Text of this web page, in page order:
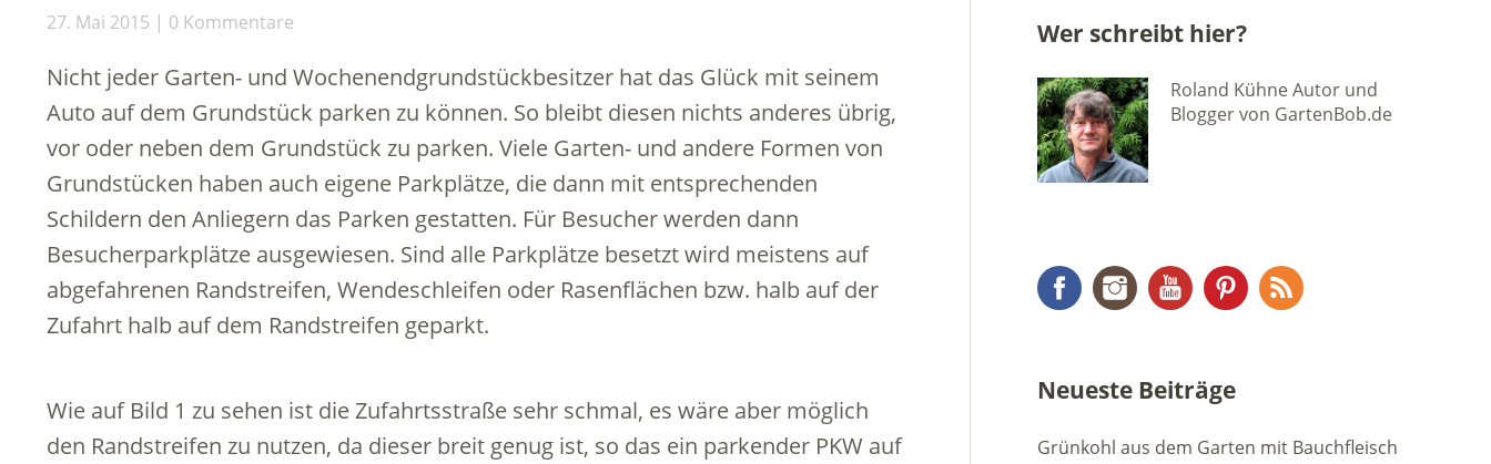
27. Mai 2015 0 Kommentare
Nicht jeder Garten- und Wochenendgrundstückbesitzer hat das Glück mit seinem
Auto auf dem Grundstück parken zu können. So bleibt diesen nichts anderes übrig,
vor oder neben dem Grundstück zu parken. Viele Garten- und andere Formen von
Grundstücken haben auch eigene Parkplätze, die dann mit entsprechenden
Schildern den Anliegern das Parken gestatten. Für Besucher werden dann
Besucherparkplätze ausgewiesen. Sind alle Parkplätze besetzt wird meistens auf
abgefahrenen Randstreifen, Wendeschleifen oder Rasenflächen bzw. halb auf der
Zufahrt halb auf dem Randstreifen geparkt.
Wie auf Bild 1 zu sehen ist die Zufahrtsstraße sehr schmal, es wäre aber möglich
den Randstreifen zu nutzen, da dieser breit genug ist, so das ein parkender PKW auf
Wer schreibt hier?
Roland Kühne Autor und
Blogger von GartenBob.de
FacebookInstagramYouTubePinterestRSS Feed
Neueste Beiträge
Grünkohl aus dem Garten mit Bauchfleisch